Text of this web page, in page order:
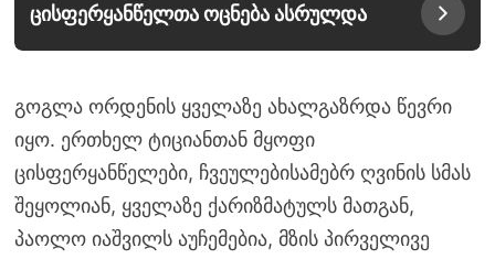
ცისფერყანწელთა ოცნება ასრულდა
გოგლა ორდენის ყველაზე ახალგაზრდა წევრი
იყო. ერთხელ ტიციანთან მყოფი
ცისფერყანწელები, ჩვეულებისამებრ ღვინის სმას
შეყოლიან, ყველაზე ქარიზმატულს მათგან,
პაოლო იაშვილს აუჩემებია, მზის პირველივე